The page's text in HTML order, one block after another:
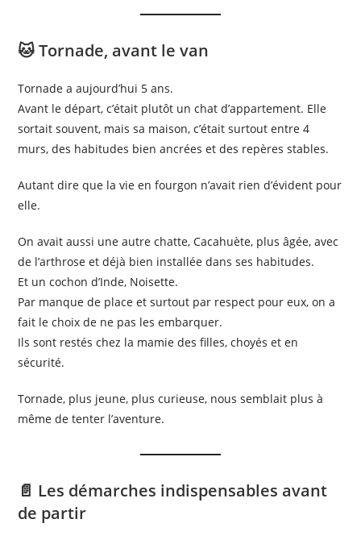
🐱 Tornade, avant le van
Tornade a aujourd’hui 5 ans.
Avant le départ, c’était plutôt un chat d’appartement. Elle
sortait souvent, mais sa maison, c’était surtout entre 4
murs, des habitudes bien ancrées et des repères stables.
Autant dire que la vie en fourgon n’avait rien d’évident pour
elle.
On avait aussi une autre chatte, Cacahuète, plus âgée, avec
de l’arthrose et déjà bien installée dans ses habitudes.
Et un cochon d’Inde, Noisette.
Par manque de place et surtout par respect pour eux, on a
fait le choix de ne pas les embarquer.
Ils sont restés chez la mamie des filles, choyés et en
sécurité.
Tornade, plus jeune, plus curieuse, nous semblait plus à
même de tenter l’aventure.
📄 Les démarches indispensables avant
de partir